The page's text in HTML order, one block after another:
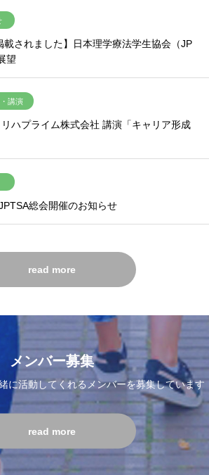
載されました】日本理学療法学生協会（JP
望
講演
リハプライム株式会社 講演「キャリア形成
総会開催のお知らせ
read more
メンバー募集
に活動してくれるメンバーを募集しています
read more